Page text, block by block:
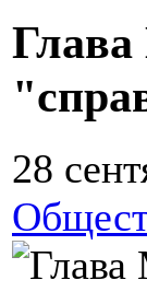
Глава
28